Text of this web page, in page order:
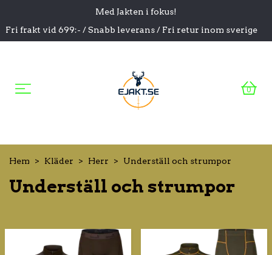
Med Jakten i fokus!
Fri frakt vid 699:- / Snabb leverans / Fri retur inom sverige
0
Hem Kläder Herr Underställ och strumpor
Underställ och strumpor